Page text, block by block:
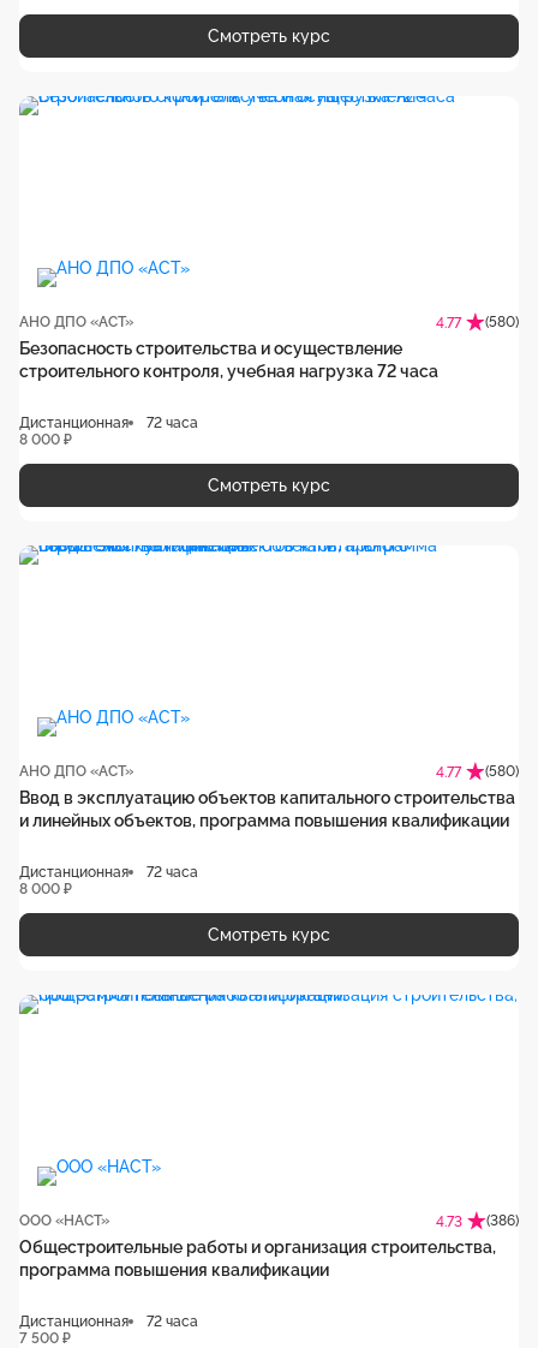
Смотреть курс
АНО ДПО «АСТ» 4.77 (580)
Безопасность строительства и осуществление
строительного контроля, учебная нагрузка 72 часа
Дистанционная
72 часа
8 000 ₽
Смотреть курс
АНО ДПО «АСТ» 4.77 (580)
Ввод в эксплуатацию объектов капитального строительства
и линейных объектов, программа повышения квалификации
Дистанционная
72 часа
8 000 ₽
Смотреть курс
ООО «НАСТ» 4.73 (386)
Общестроительные работы и организация строительства,
программа повышения квалификации
Дистанционная
72 часа
7 500 ₽